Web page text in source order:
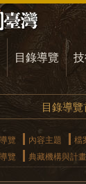
目錄導覽
目錄導
覽 內容主題 檔
覽 典藏機構與計畫